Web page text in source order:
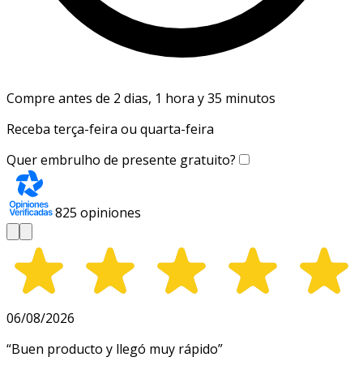
Compre antes de 2 dias, 1 hora y 35 minutos
Receba terça-feira ou quarta-feira
Quer embrulho de presente gratuito?
825 opiniones
06/08/2026
“Buen producto y llegó muy rápido”